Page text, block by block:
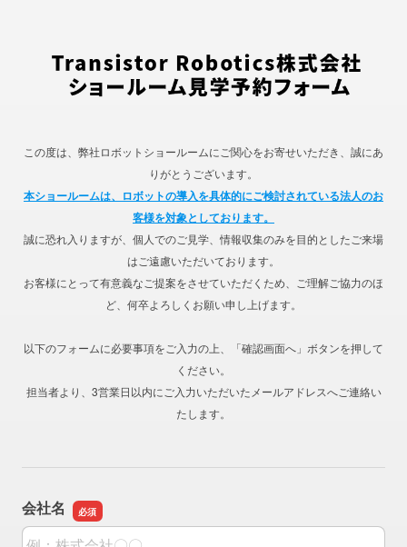
この度は、弊社ロボットショールームにご関心をお寄せいただき、誠にあ
りがとうございます。
本ショールームは、ロボットの導入を具体的にご検討されている法人のお
客様を対象としております。
誠に恐れ入りますが、個人でのご見学、情報収集のみを目的としたご来場
はご遠慮いただいております。
お客様にとって有意義なご提案をさせていただくため、ご理解ご協力のほ
ど、何卒よろしくお願い申し上げます。
以下のフォームに必要事項をご入力の上、「確認画面へ」ボタンを押して
ください。
担当者より、3営業日以内にご入力いただいたメールアドレスへご連絡い
たします。
会社名
会社名